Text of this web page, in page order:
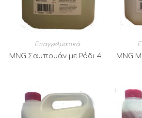
Επαγγελματικά
MNG Σαμπουάν με Ρόδι 4L
MNG